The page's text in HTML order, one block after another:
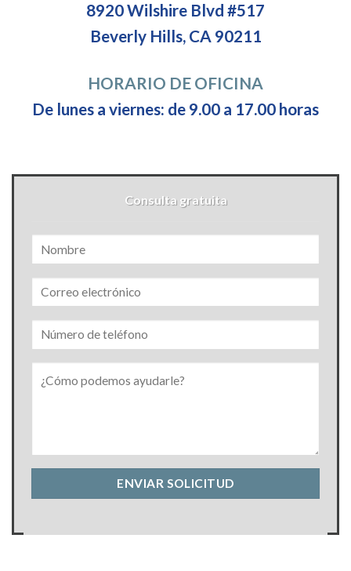
8920 Wilshire Blvd #517
Beverly Hills, CA 90211
HORARIO DE OFICINA
De lunes a viernes: de 9.00 a 17.00 horas
Consulta gratuita